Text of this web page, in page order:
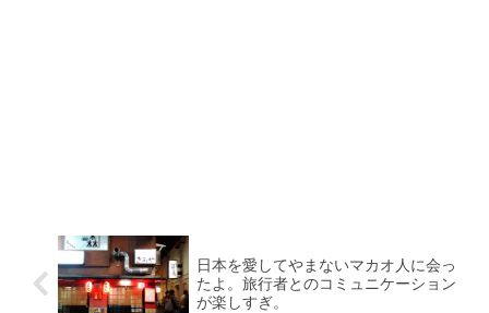
日本を愛してやまないマカオ人に会っ
たよ。旅行者とのコミュニケーション
が楽しすぎ。